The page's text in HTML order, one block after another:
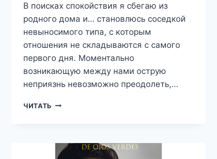
В поисках спокойствия я сбегаю из
родного дома и… становлюсь соседкой
невыносимого типа, с которым
отношения не складываются с самого
первого дня. Моментально
возникающую между нами острую
неприязнь невозможно преодолеть,…
ЧИТАТЬ МЕЖДУ
—
DE